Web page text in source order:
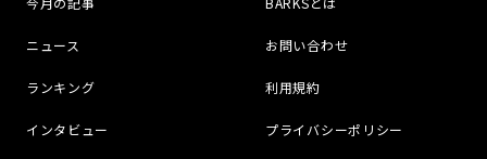
ニュース
ランキング
インタビュー
お問い合わせ
利用規約
プライバシーポリシー